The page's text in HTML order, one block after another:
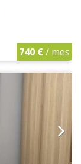
740 €/ mes